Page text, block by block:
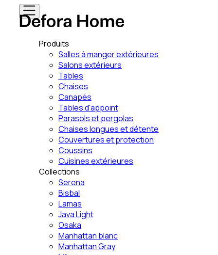
Produits
Salles à manger extérieures
Salons extérieurs
Tables
Chaises
Canapés
Tables d'appoint
Parasols et pergolas
Chaises longues et détente
Couvertures et protection
Coussins
Cuisines extérieures
Collections
Serena
Bisbal
Lamas
Java Light
Osaka
Manhattan blanc
Manhattan Gray